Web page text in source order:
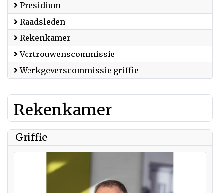
Presidium
Raadsleden
Rekenkamer
Vertrouwenscommissie
Werkgeverscommissie griffie
Rekenkamer
Griffie